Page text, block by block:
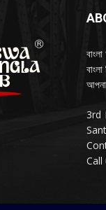
3rd
Call